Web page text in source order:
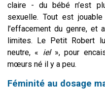
claire - du bébé n’est
sexuelle. Tout est
l’effacement du genre, et
limites. Le Petit Robert
neutre, « iel», pour
mœurs né il y a peu.
Féminité au dosage